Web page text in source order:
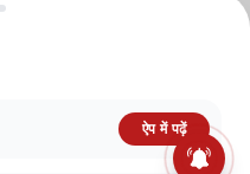
ऐप में पढ़ें